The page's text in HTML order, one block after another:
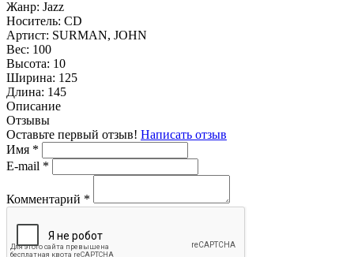
Жанр: Jazz
Носитель: CD
Артист: SURMAN, JOHN
Вес: 100
Высота: 10
Ширина: 125
Длина: 145
Описание
Отзывы
Оставьте первый отзыв! Написать отзыв
Имя *
E-mail *
Комментарий *